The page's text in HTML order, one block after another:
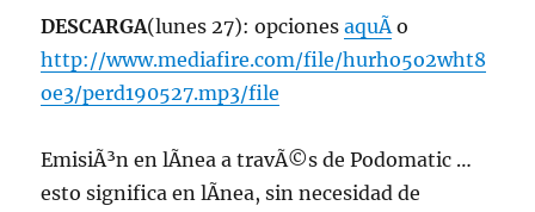
22:00
hrs
102.5fm
Chile
DESCARGA(lunes 27): opcionesaquÃ­ o
http://www.mediafire.com/file/hurho5o2wht8
oe3/perd190527.mp3/file
EmisiÃ³n en lÃ­nea a travÃ©s de Podomatic …
esto significa en lÃ­nea, sin necesidad de